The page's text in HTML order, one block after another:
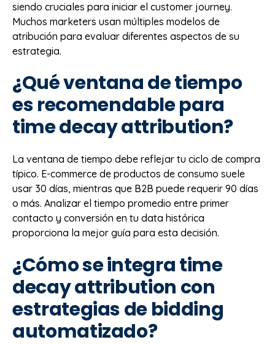
siendo cruciales para iniciar el customer journey.
Muchos marketers usan múltiples modelos de
atribución para evaluar diferentes aspectos de su
estrategia.
¿Qué ventana de tiempo
es recomendable para
time decay attribution?
La ventana de tiempo debe reflejar tu ciclo de compra
típico. E-commerce de productos de consumo suele
usar 30 días, mientras que B2B puede requerir 90 días
o más. Analizar el tiempo promedio entre primer
contacto y conversión en tu data histórica
proporciona la mejor guía para esta decisión.
¿Cómo se integra time
decay attribution con
estrategias de bidding
automatizado?